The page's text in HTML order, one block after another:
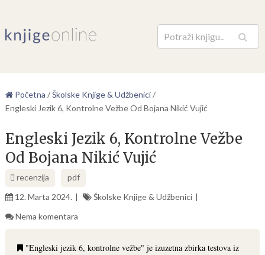
Pretraga
Početna /Školske Knjige & Udžbenici/
Engleski Jezik 6, Kontrolne Vežbe Od Bojana Nikić Vujić
Engleski Jezik 6, Kontrolne Vežbe
Od Bojana Nikić Vujić
recenzija
pdf
12. Marta 2024.
Školske Knjige & Udžbenici
Nema komentara
"Engleski jezik 6, kontrolne vežbe" je izuzetna zbirka testova iz